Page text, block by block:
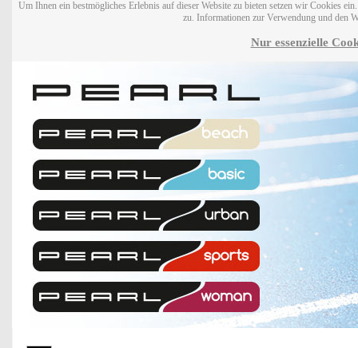
Um Ihnen ein bestmögliches Erlebnis auf dieser Website zu bieten setzen wir Cookies
zu. Informationen zur Verwendung und den
Nur essenzielle